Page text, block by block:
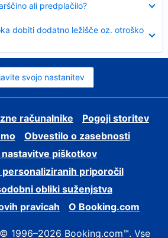
ali predplačilo?
dobiti dodatno ležišče oz. otroško
svojo nastanitev
računalnike
Pogoji storitev
Obvestilo o zasebnosti
nastavitve piškotkov
personaliziranih priporočil
obliki suženjstva
pravicah
O Booking.com
1996–2026 Booking.com™. Vse